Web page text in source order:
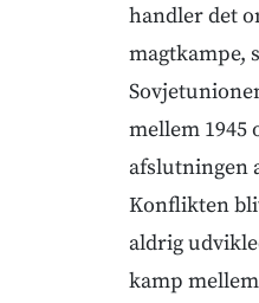
handler det
magtkampe,
mellem 1945
afslutningen
Konflikten
aldrig
kamp